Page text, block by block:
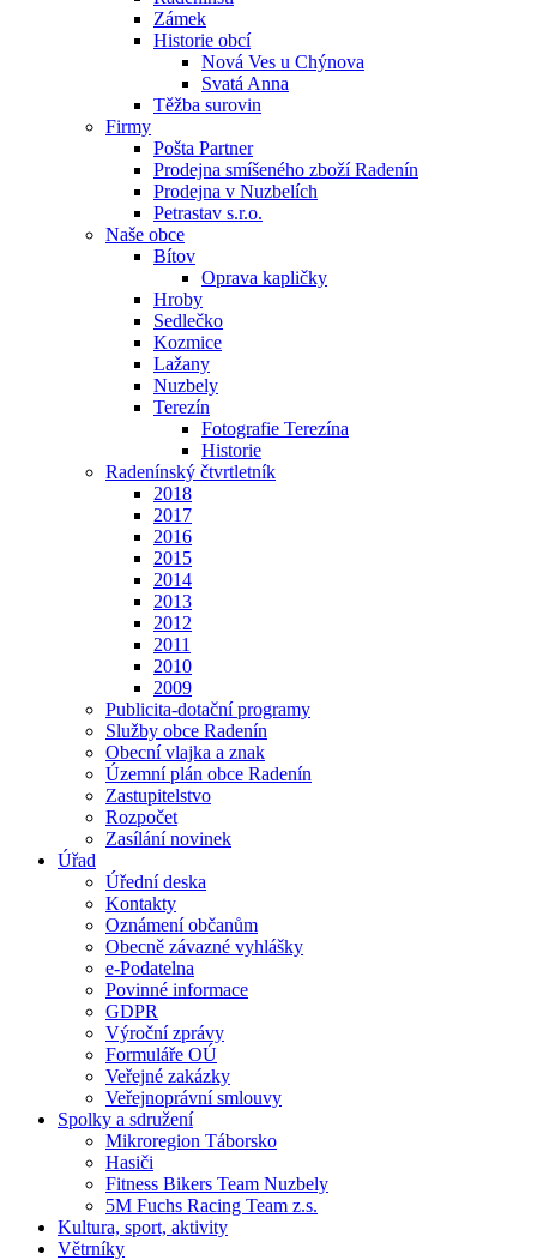
Zámek
Historie obcí
Nová Ves u Chýnova
Svatá Anna
Těžba surovin
Firmy
Pošta Partner
Prodejna smíšeného zboží Radenín
Prodejna v Nuzbelích
Petrastav s.r.o.
Naše obce
Bítov
Oprava kapličky
Hroby
Sedlečko
Kozmice
Lažany
Nuzbely
Terezín
Fotografie Terezína
Historie
Radenínský čtvrtletník
2018
2017
2016
2015
2014
2013
2012
2011
2010
2009
Publicita-dotační programy
Služby obce Radenín
Obecní vlajka a znak
Územní plán obce Radenín
Zastupitelstvo
Rozpočet
Zasílání novinek
Úřad
Úřední deska
Kontakty
Oznámení občanům
Obecně závazné vyhlášky
e-Podatelna
Povinné informace
GDPR
Výroční zprávy
Formuláře OÚ
Veřejné zakázky
Veřejnoprávní smlouvy
Spolky a sdružení
Mikroregion Táborsko
Hasiči
Fitness Bikers Team Nuzbely
5M Fuchs Racing Team z.s.
Kultura, sport, aktivity
Větrníky